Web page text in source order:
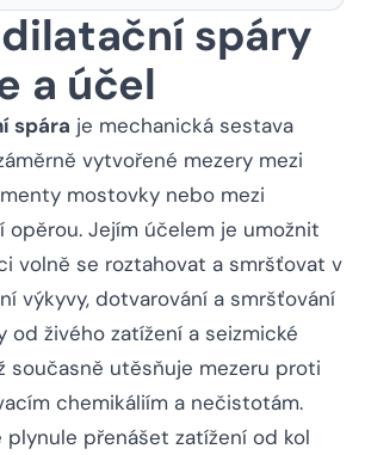
spáry
a účel
spára je mechanická sestava
vytvořené mezery mezi
mostovky nebo mezi
opěrou. Jejím účelem je umožnit
volně se roztahovat a smršťovat v
výkyvy, dotvarování a smršťování
od živého zatížení a seizmické
současně utěsňuje mezeru proti
chemikáliím a nečistotám.
plynule přenášet zatížení od kol